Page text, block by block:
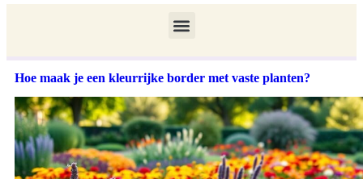
Hoe maak je een kleurrijke border met vaste planten?